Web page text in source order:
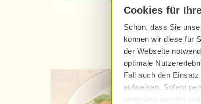
Cookies für
Schön, dass Sie
können wir diese für
der Webseite
optimale
Fall auch den
aufweisen. Sofern
analysiert werden